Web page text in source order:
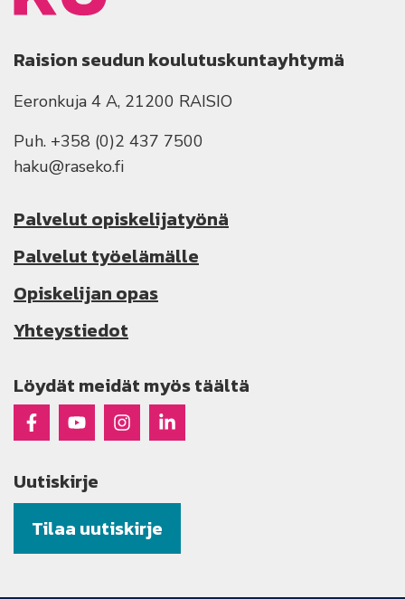
Raision seudun koulutuskuntayhtymä
Eeronkuja 4 A, 21200 RAISIO
Puh. +358 (0)2 437 7500
haku@raseko.fi
Palvelut opiskelijatyönä
Palvelut työelämälle
Opiskelijan opas
Yhteystiedot
Löydät meidät myös täältä
Raseko Facebookissa
Raseko Youtubessa
Raseko Instagramissa
Raseko Linkedinissä
Uutiskirje
Tilaa uutiskirje